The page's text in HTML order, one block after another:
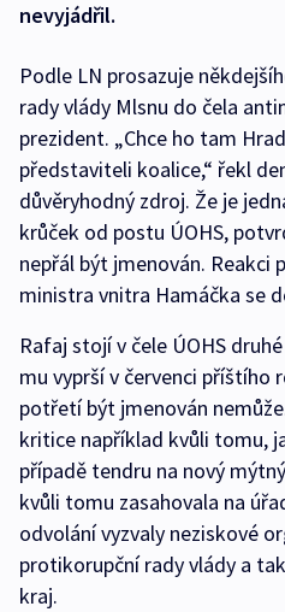
nevyjádřil.
Podle LN prosazuje
rady vlády Mlsnu do čela
prezident. „Chce ho tam
představiteli koalice,“ řekl
důvěryhodný zdroj. Že je
krůček od postu ÚOHS,
nepřál být jmenován. Reakci
ministra vnitra Hamáčka se
Rafaj stojí v čele ÚOHS
mu vyprší v červenci příštího
potřetí být jmenován
kritice například kvůli tomu,
případě tendru na nový
kvůli tomu zasahovala na
odvolání vyzvaly neziskové
protikorupční rady vlády a
kraj.